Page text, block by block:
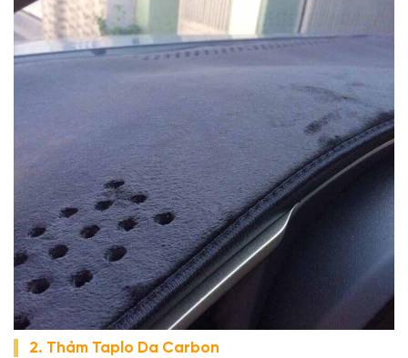
2. Thảm Taplo Da Carbon